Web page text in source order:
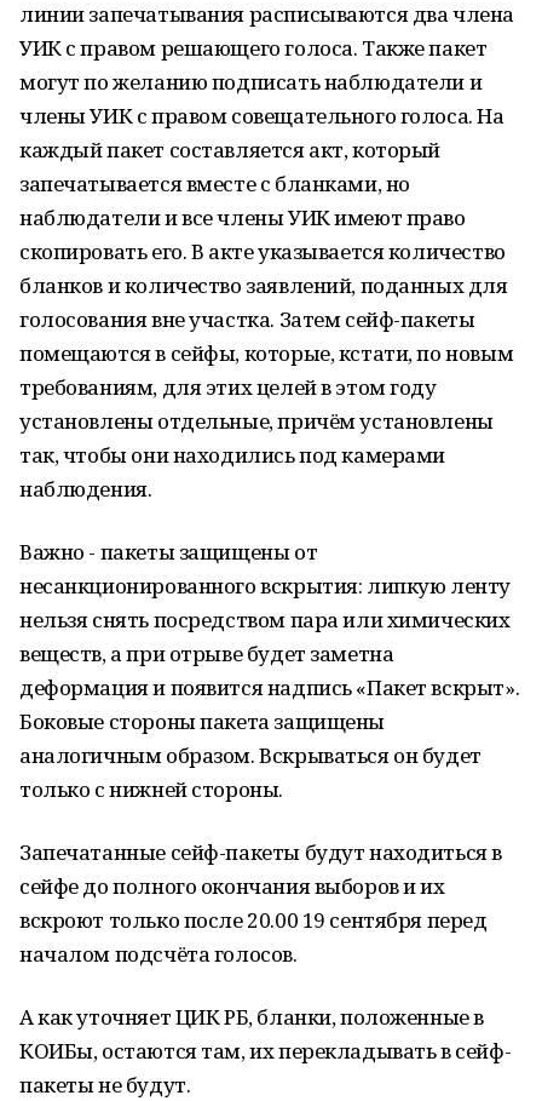
линии запечатывания расписываются два члена
УИК с правом решающего голоса. Также пакет
могут по желанию подписать наблюдатели и
члены УИК с правом совещательного голоса. На
каждый пакет составляется акт, который
запечатывается вместе с бланками, но
наблюдатели и все члены УИК имеют право
скопировать его. В акте указывается количество
бланков и количество заявлений, поданных для
голосования вне участка. Затем сейф-пакеты
помещаются в сейфы, которые, кстати, по новым
требованиям, для этих целей в этом году
установлены отдельные, причём установлены
так, чтобы они находились под камерами
наблюдения.
Важно - пакеты защищены от
несанкционированного вскрытия: липкую ленту
нельзя снять посредством пара или химических
веществ, а при отрыве будет заметна
деформация и появится надпись «Пакет вскрыт».
Боковые стороны пакета защищены
аналогичным образом. Вскрываться он будет
только с нижней стороны.
Запечатанные сейф-пакеты будут находиться в
сейфе до полного окончания выборов и их
вскроют только после 20.00 19 сентября перед
началом подсчёта голосов.
А как уточняет ЦИК РБ, бланки, положенные в
КОИБы, остаются там, их перекладывать в сейф-
пакеты не будут.